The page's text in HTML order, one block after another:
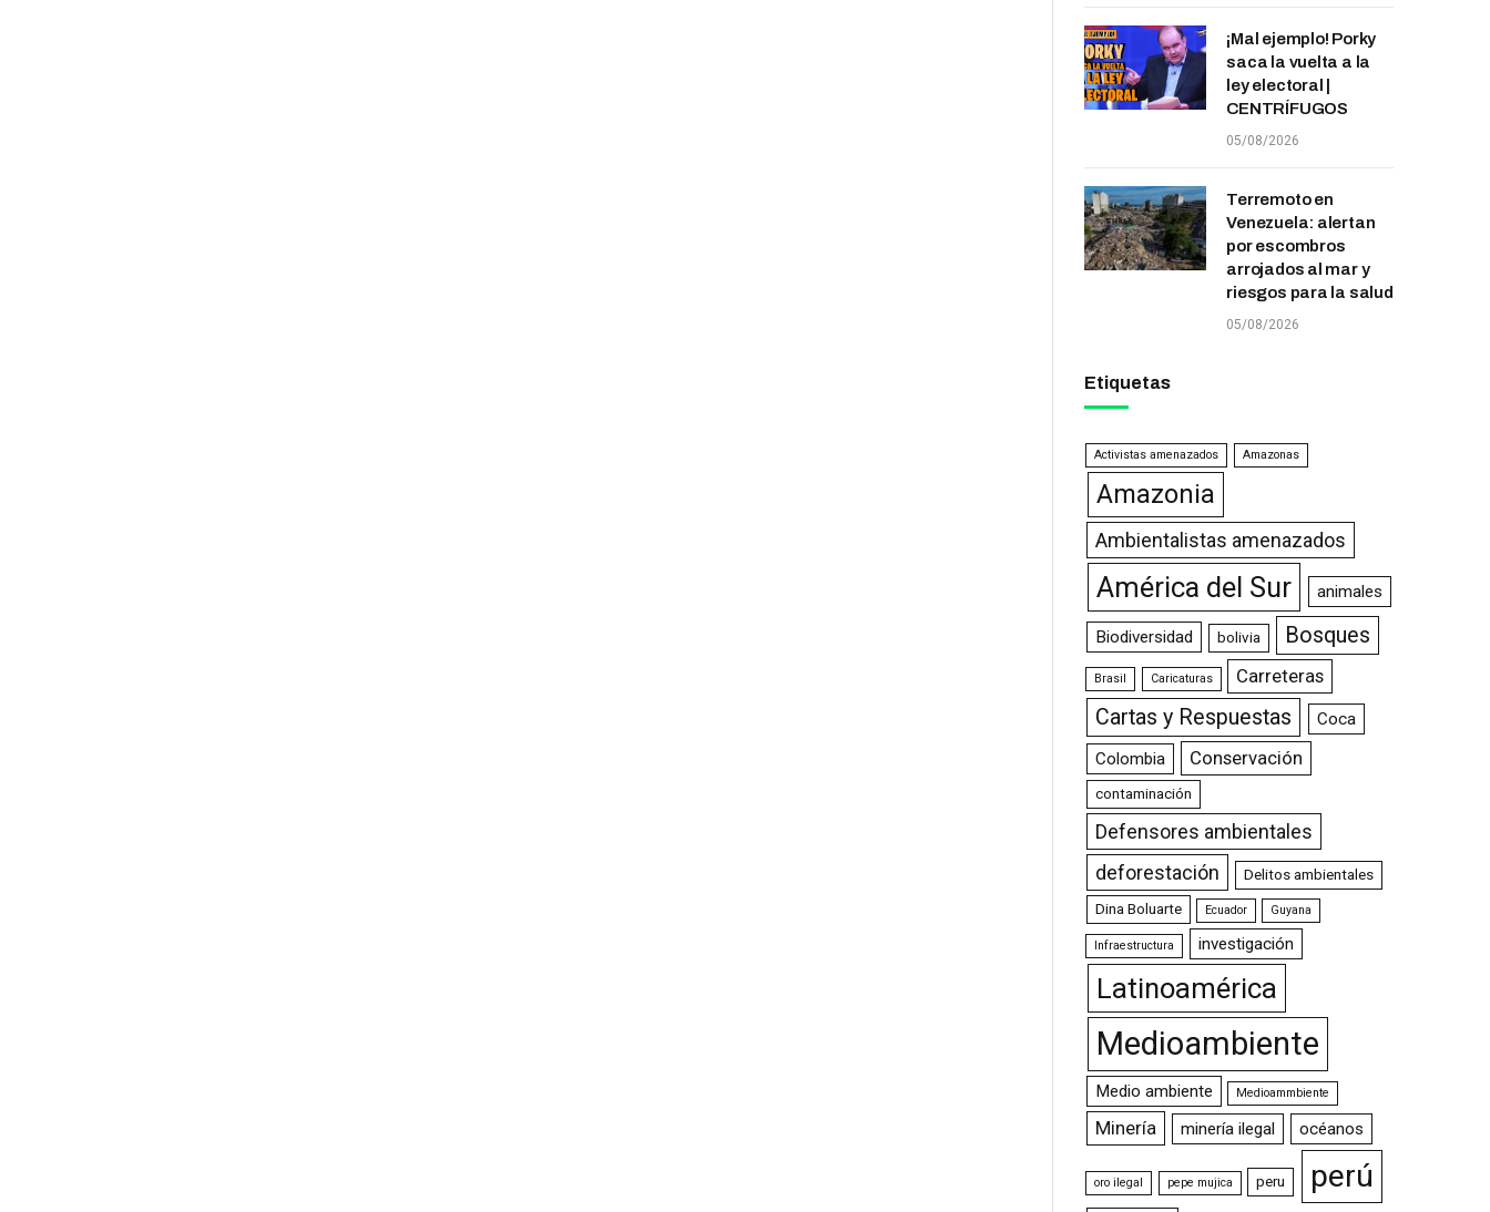
¡Mal ejemplo! Porky
saca la vuelta a la
ley electoral |
CENTRÍFUGOS
05/08/2026
Terremoto en
Venezuela: alertan
por escombros
arrojados al mar y
riesgos para la salud
05/08/2026
Etiquetas
Activistas amenazados Amazonas
Amazonia
Ambientalistas amenazados
América del Sur animales
Biodiversidad bolivia Bosques
Brasil Caricaturas Carreteras
Cartas y Respuestas
Coca
Colombia
Conservación
contaminación
Defensores ambientales
deforestación
Delitos ambientales
Dina Boluarte Ecuador Guyana
Infraestructura investigación
Latinoamérica
Medioambiente
Medio ambiente Medioammbiente
Minería minería ilegal océanos
oro ilegal pepe mujica peru perú